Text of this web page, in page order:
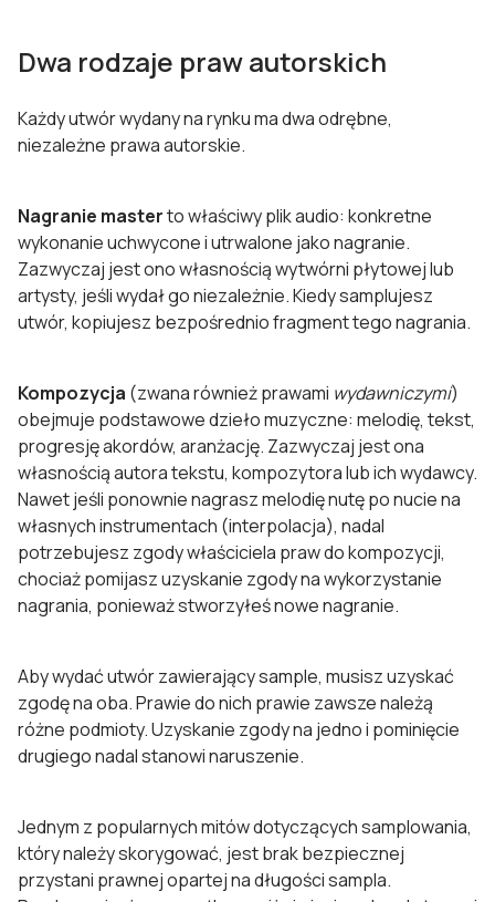
Dwa rodzaje praw autorskich
Każdy utwór wydany na rynku ma dwa odrębne,
niezależne prawa autorskie.
Nagranie masterto właściwy plik audio: konkretne
wykonanie uchwycone i utrwalone jako nagranie.
Zazwyczaj jest ono własnością wytwórni płytowej lub
artysty, jeśli wydał go niezależnie. Kiedy samplujesz
utwór, kopiujesz bezpośrednio fragment tego nagrania.
Kompozycja (zwana również prawami wydawniczymi)
obejmuje podstawowe dzieło muzyczne: melodię, tekst,
progresję akordów, aranżację. Zazwyczaj jest ona
własnością autora tekstu, kompozytora lub ich wydawcy.
Nawet jeśli ponownie nagrasz melodię nutę po nucie na
własnych instrumentach (interpolacja), nadal
potrzebujesz zgody właściciela praw do kompozycji,
chociaż pomijasz uzyskanie zgody na wykorzystanie
nagrania, ponieważ stworzyłeś nowe nagranie.
Aby wydać utwór zawierający sample, musisz uzyskać
zgodę na oba. Prawie do nich prawie zawsze należą
różne podmioty. Uzyskanie zgody na jedno i pominięcie
drugiego nadal stanowi naruszenie.
Jednym z popularnych mitów dotyczących samplowania,
który należy skorygować, jest brak bezpiecznej
przystani prawnej opartej na długości sampla.